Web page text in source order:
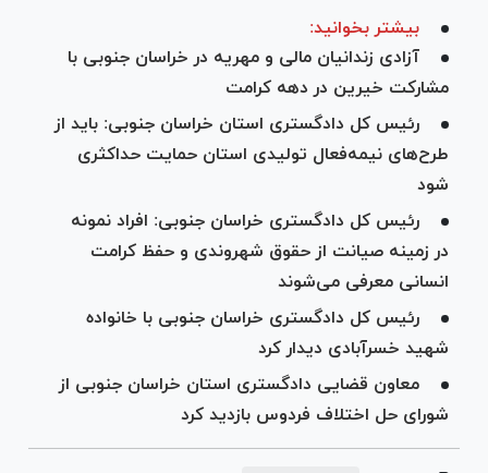
بیشتر بخوانید:
آزادی زندانیان مالی و مهریه در خراسان جنوبی با
مشارکت خیرین در دهه کرامت
رئیس کل دادگستری استان خراسان جنوبی: باید از
طرح‌های نیمه‌فعال تولیدی استان حمایت حداکثری
شود
رئیس کل دادگستری خراسان جنوبی: افراد نمونه
در زمینه صیانت از حقوق شهروندی و حفظ کرامت
انسانی معرفی می‌شوند
رئیس کل دادگستری خراسان جنوبی با خانواده
شهید خسرآبادی دیدار کرد
معاون قضایی دادگستری استان خراسان جنوبی از
شورای حل اختلاف فردوس بازدید کرد